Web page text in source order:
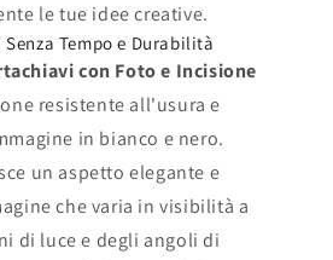
le tue idee creative.
Tempo e Durabilità
con Foto e Incisione
resistente all'usura e
in bianco e nero.
un aspetto elegante e
che varia in visibilità a
di luce e degli angoli di